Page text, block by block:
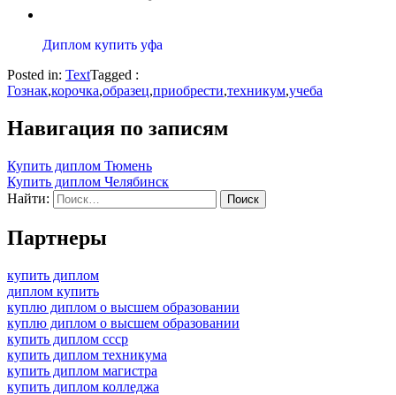
Диплом купить уфа
Posted in: TextTagged :
Гознак,корочка,образец,приобрести,техникум,учеба
Навигация по записям
Купить диплом Тюмень
Купить диплом Челябинск
Найти:
Партнеры
купить диплом
диплом купить
куплю диплом о высшем образовании
куплю диплом о высшем образовании
купить диплом ссср
купить диплом техникума
купить диплом магистра
купить диплом колледжа